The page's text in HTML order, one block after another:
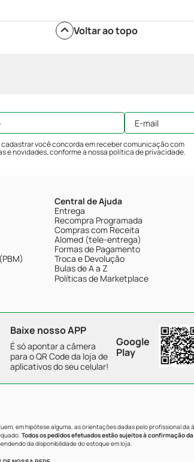
Voltar ao topo
cadastrar você concorda em receber comunicação com
e novidades, conforme a nossapolítica de privacidade.
Central de Ajuda
Entrega
Recompra Programada
Compras com Receita
Alomed (tele-entrega)
Formas de Pagamento
Troca e Devolução
Bulas de A a Z
Políticas de Marketplace
Baixe nosso APP
É só apontar a câmera
para o QR Code da loja de
aplicativos do seu celular!
Google
Play
em hipótese alguma, as orientações dadas pelo profissional da
Todos os pedidos efetuados estão sujeitos à confirmação
da disponibilidade do estoque em loja.